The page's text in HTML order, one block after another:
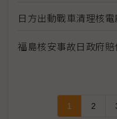
日方出動戰車清理核
福島核安事故日政府
1 2